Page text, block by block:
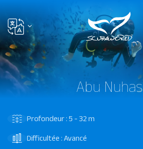
Abu Nuhas
Profondeur : 5 - 32 m
Difficultée : Avancé